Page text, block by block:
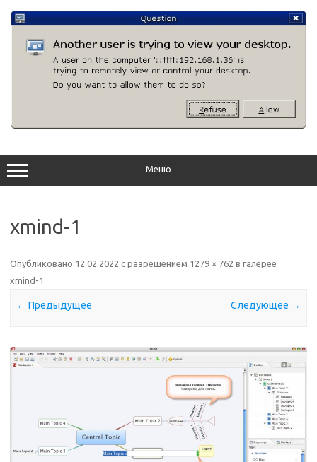
содержимому
Меню
xmind-1
Опубликовано 12.02.2022 с разрешением 1279 × 762 в галерее
xmind-1 .
← Предыдущее Следующее →